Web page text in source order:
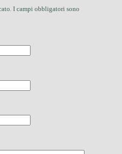
I campi obbligatori sono